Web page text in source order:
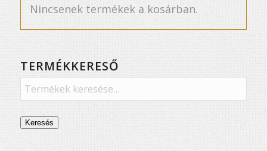
Nincsenek termékek a kosárban.
TERMÉKKERESŐ
Keresés